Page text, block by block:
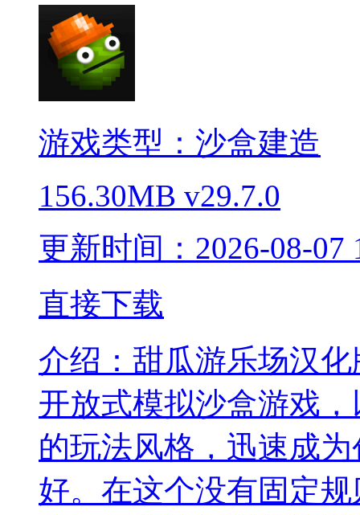
游戏类型：沙盒建造
156.30MB v29.7.0
更新时间：2026-08-07
直接下载
介绍： 甜瓜游乐场汉
开放式模拟沙盒游戏
的玩法风格，迅速成
好。在这个没有固定